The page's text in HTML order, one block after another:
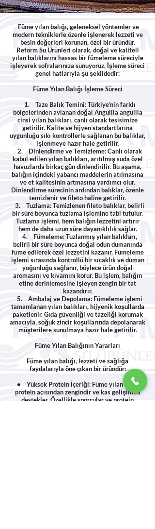
Füme yılan balığı, geleneksel yöntemler ve
modern tekniklerle özenle işlenerek lezzeti ve
besin değerleri korunan, özel bir üründür.
Reform Su Ürünleri olarak, doğal ve kaliteli
yılan balıklarını hassas bir fümeleme süreciyle
işleyerek sofralarınıza sunuyoruz. İşleme süreci
genel hatlarıyla şu şekildedir:
Füme Yılan Balığı İşleme Süreci
1. Taze Balık Temini: Türkiye’nin farklı
bölgelerinden avlanan doğal Anguilla anguilla
cinsi yılan balıkları, canlı olarak tesisimize
getirilir. Kalite ve hijyen standartlarına
uygunluğu sıkı kontrollerle sağlanan bu balıklar,
işlenmeye hazır hale getirilir.
2. Dinlendirme ve Temizleme: Canlı olarak
kabul edilen yılan balıkları, arıtılmış suda özel
havuzlarda birkaç gün dinlendirilir. Bu aşama,
balığın içindeki yabancı maddelerin atılmasına
ve et kalitesinin artmasına yardımcı olur.
Dinlendirme sürecinin ardından balıklar, özenle
temizlenir ve fileto haline getirilir.
3. Tuzlama: Temizlenen fileto balıklar, belirli
bir süre boyunca tuzlama işlemine tabi tutulur.
Tuzlama işlemi, hem balığın lezzetini artırır
hem de daha uzun süre dayanıklılık sağlar.
4. Fümeleme: Tuzlanmış yılan balıkları,
belirli bir süre boyunca doğal odun dumanında
füme edilerek özel lezzetini kazanır. Fümeleme
işlemi sırasında kontrollü bir sıcaklık ve duman
yoğunluğu sağlanır, böylece ürün doğal
aromasını ve kıvamını korur. Bu işlem, balığın
etine derinlemesine işleyen zengin bir tat
kazandırır.
5. Ambalaj ve Depolama: Fümeleme işlemi
tamamlanan yılan balıkları, hijyenik koşullarda
paketlenir. Gıda güvenliği ve tazeliği korumak
amacıyla, soğuk zincir koşullarında depolanarak
müşterilere sunulmaya hazır hale getirilir.
Füme Yılan Balığının Yararları
Füme yılan balığı, lezzeti ve sağlığa
faydalarıyla öne çıkan bir üründür:
• Yüksek Protein İçeriği: Füme yılan balığı,
protein açısından zengindir ve kas gelişimini
destekler. Özellikle sporcular ve protein